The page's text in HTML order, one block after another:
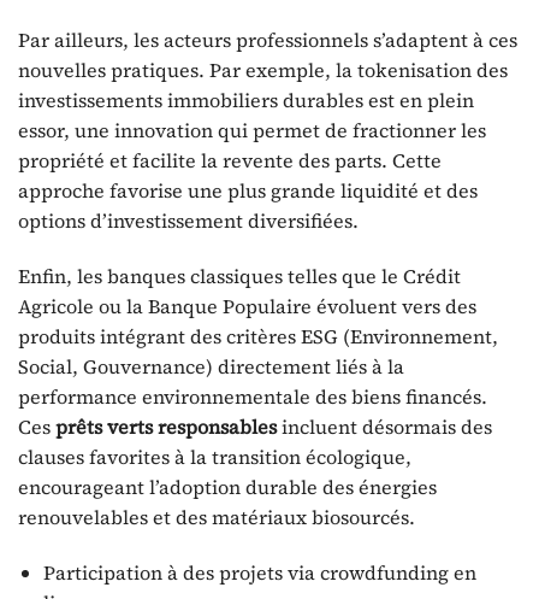
Par ailleurs, les acteurs professionnels s’adaptent à ces
nouvelles pratiques. Par exemple, la tokenisation des
investissements immobiliers durables est en plein
essor, une innovation qui permet de fractionner les
propriété et facilite la revente des parts. Cette
approche favorise une plus grande liquidité et des
options d’investissement diversifiées.
Enfin, les banques classiques telles que le Crédit
Agricole ou la Banque Populaire évoluent vers des
produits intégrant des critères ESG (Environnement,
Social, Gouvernance) directement liés à la
performance environnementale des biens financés.
Cesprêts verts responsablesincluent désormais des
clauses favorites à la transition écologique,
encourageant l’adoption durable des énergies
renouvelables et des matériaux biosourcés.
Participation à des projets via crowdfunding en